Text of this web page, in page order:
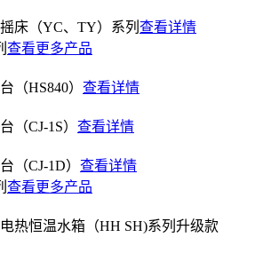
床（YC、TY）系列 查看详情
查看更多产品
（HS840） 查看详情
（CJ-1S） 查看详情
（CJ-1D） 查看详情
查看更多产品
热恒温水箱（HH SH)系列升级款